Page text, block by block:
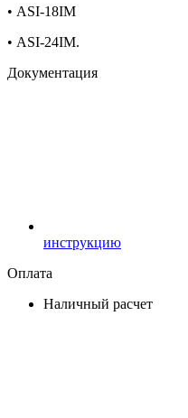
• ASI-18IM
• ASI-24IM.
Документация
инструкцию
Оплата
Наличный расчет